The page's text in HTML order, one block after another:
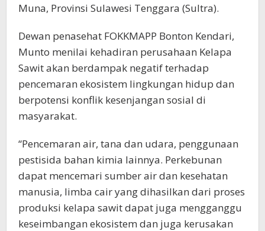
Muna, Provinsi Sulawesi Tenggara (Sultra).
Dewan penasehat FOKKMAPP Bonton Kendari,
Munto menilai kehadiran perusahaan Kelapa
Sawit akan berdampak negatif terhadap
pencemaran ekosistem lingkungan hidup dan
berpotensi konflik kesenjangan sosial di
masyarakat.
“Pencemaran air, tana dan udara, penggunaan
pestisida bahan kimia lainnya. Perkebunan
dapat mencemari sumber air dan kesehatan
manusia, limba cair yang dihasilkan dari proses
produksi kelapa sawit dapat juga mengganggu
keseimbangan ekosistem dan juga kerusakan